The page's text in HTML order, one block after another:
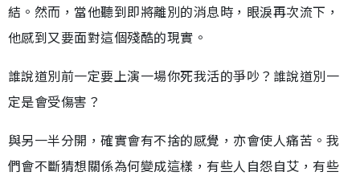
結。然而，當他聽到即將離別的消息時，眼淚再次流下，
他感到又要面對這個殘酷的現實。
誰說道別前一定要上演一場你死我活的爭吵？誰說道別一
定是會受傷害？
與另一半分開，確實會有不捨的感覺，亦會使人痛苦。我
們會不斷猜想關係為何變成這樣，有些人自怨自艾，有些